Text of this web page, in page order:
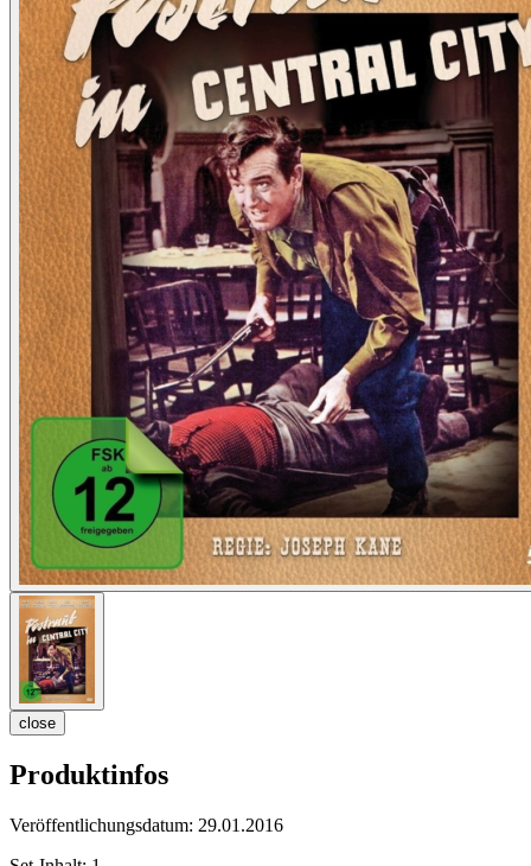
close
Produktinfos
Veröffentlichungsdatum: 29.01.2016